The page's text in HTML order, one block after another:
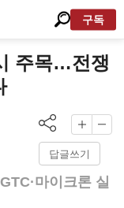
구독
주목…전쟁
답글쓰기
마이크론 실